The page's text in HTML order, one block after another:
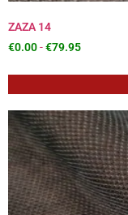
ZAZA 14
€0.00-€79.95